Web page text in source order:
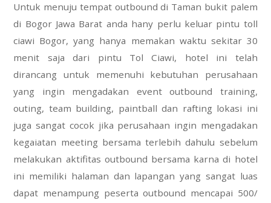
Untuk menuju tempat outbound di Taman bukit palem
di Bogor Jawa Barat anda hany perlu keluar pintu toll
ciawi Bogor, yang hanya memakan waktu sekitar 30
menit saja dari pintu Tol Ciawi, hotel ini telah
dirancang untuk memenuhi kebutuhan perusahaan
yang ingin mengadakan event outbound training,
outing, team building, paintball dan rafting lokasi ini
juga sangat cocok jika perusahaan ingin mengadakan
kegaiatan meeting bersama terlebih dahulu sebelum
melakukan aktifitas outbound bersama karna di hotel
ini memiliki halaman dan lapangan yang sangat luas
dapat menampung peserta outbound mencapai 500/